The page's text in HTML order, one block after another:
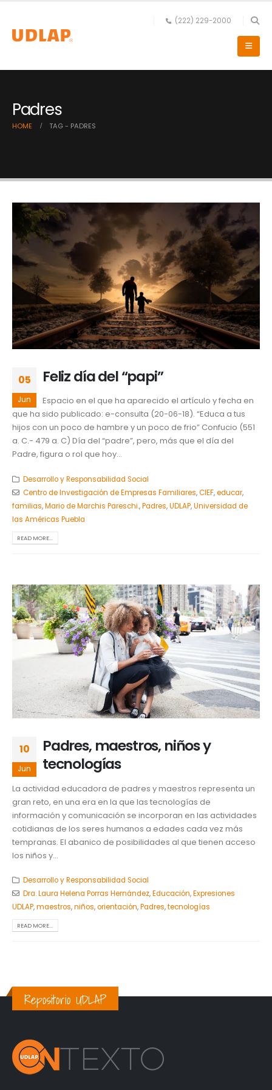
(222) 229-2000
Padres
HOME TAG - PADRES
05
Jun
Feliz día del “papi”
Espacio en el que ha aparecido el artículo y fecha en
que ha sido publicado: e-consulta (20-06-18). “Educa a tus
hijos con un poco de hambre y un poco de frio” Confucio (551
a. C.- 479 a. C) Día del “padre”, pero, más que el día del
Padre, figura o rol que hoy...
Desarrollo y Responsabilidad Social
Centro de Investigación de Empresas Familiares,CIEF,educar,
familias,Mario de Marchis Pareschi.,Padres,UDLAP,Universidad de
las Américas Puebla
READ MORE...
10
Jun
Padres, maestros, niños y
tecnologías
La actividad educadora de padres y maestros representa un
gran reto, en una era en la que las tecnologías de
información y comunicación se incorporan en las actividades
cotidianas de los seres humanos a edades cada vez más
tempranas. El abanico de posibilidades al que tienen acceso
los niños y...
Desarrollo y Responsabilidad Social
Dra. Laura Helena Porras Hernández,Educación,Expresiones
UDLAP,maestros,niños,orientación,Padres,tecnologías
READ MORE...
Repositorio UDLAP